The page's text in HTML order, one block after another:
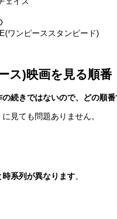
ワンピーススタンピード)
ス)映画を見る順番
続きではないので、どの順
見ても問題ありません。
系列が異なります。